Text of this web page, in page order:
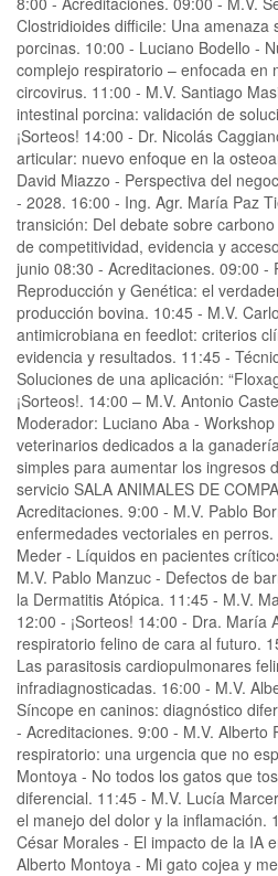
Clostridioides difficile: Una amenaza
porcinas. 10:00 - Luciano Bodello -
complejo respiratorio – enfocada en
circovirus. 11:00 - M.V. Santiago
intestinal porcina: validación de
¡Sorteos! 14:00 - Dr. Nicolás
articular: nuevo enfoque en la
David Miazzo - Perspectiva del
- 2028. 16:00 - Ing. Agr. María Paz
transición: Del debate sobre
de competitividad, evidencia y
junio 08:30 - Acreditaciones. 09:00 -
Reproducción y Genética: el
producción bovina. 10:45 - M.V.
antimicrobiana en feedlot: criterios
evidencia y resultados. 11:45 -
Soluciones de una aplicación:
¡Sorteos!. 14:00 – M.V. Antonio
Moderador: Luciano Aba -
veterinarios dedicados a la
simples para aumentar los ingresos
servicio SALA ANIMALES DE
Acreditaciones. 9:00 - M.V. Pablo
enfermedades vectoriales en
Meder - Líquidos en pacientes
M.V. Pablo Manzuc - Defectos de
la Dermatitis Atópica. 11:45 - M.V.
12:00 - ¡Sorteos! 14:00 - Dra. María
respiratorio felino de cara al futuro.
Las parasitosis cardiopulmonares
infradiagnosticadas. 16:00 - M.V.
Síncope en caninos: diagnóstico
- Acreditaciones. 9:00 - M.V. Alberto
respiratorio: una urgencia que no
Montoya - No todos los gatos que
diferencial. 11:45 - M.V. Lucía
el manejo del dolor y la inflamación.
César Morales - El impacto de la IA
Alberto Montoya - Mi gato cojea y